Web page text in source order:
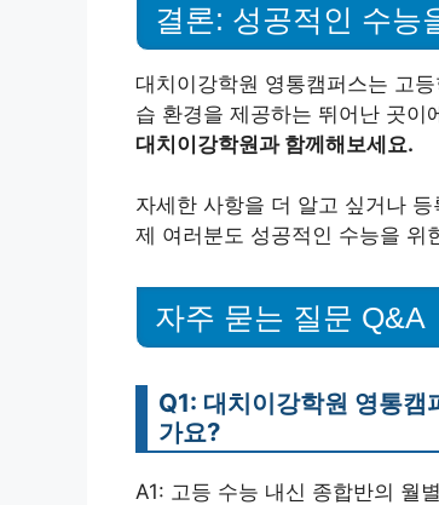
결론: 성공적인 수능
대치이강학원 영통캠퍼스는 고
습 환경을 제공하는 뛰어난 곳이
대치이강학원과 함께해보세요.
자세한 사항을 더 알고 싶거나
제 여러분도 성공적인 수능을 위
자주 묻는 질문 Q&A
Q1: 대치이강학원 영통캠
가요?
A1: 고등 수능 내신 종합반의 월